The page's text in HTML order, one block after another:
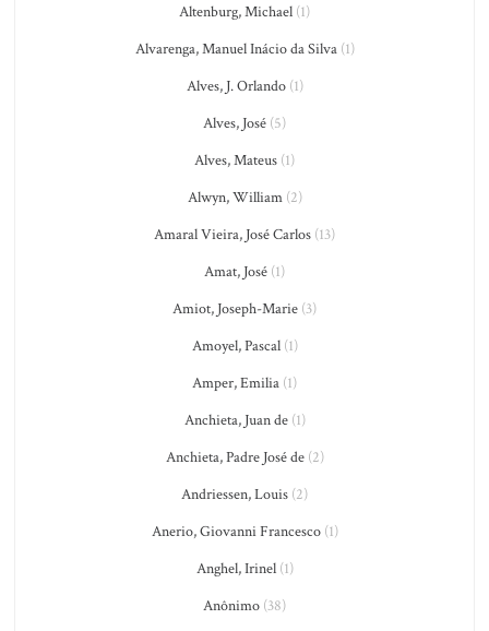
Altenburg, Michael (1)
Alvarenga, Manuel Inácio da Silva(1)
Alves, J. Orlando(1)
Alves, José (5)
Alves, Mateus (1)
Alwyn, William(2)
Amaral Vieira, José Carlos (13)
Amat, José (1)
Amiot, Joseph-Marie (3)
Amoyel, Pascal(1)
Amper, Emilia (1)
Anchieta, Juan de(1)
Anchieta, Padre José de(2)
Andriessen, Louis (2)
Anerio, Giovanni Francesco(1)
Anghel, Irinel(1)
Anônimo (38)